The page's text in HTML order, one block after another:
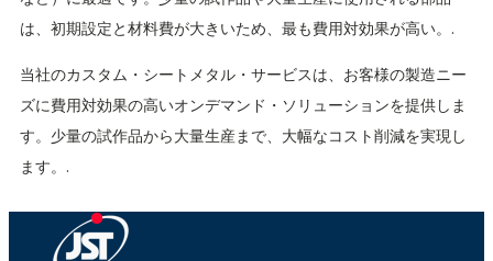
は、初期設定と材料費が大きいため、最も費用対効果が高い。.
当社のカスタム・シートメタル・サービスは、お客様の製造ニー
ズに費用対効果の高いオンデマンド・ソリューションを提供しま
す。少量の試作品から大量生産まで、大幅なコスト削減を実現し
ます。.